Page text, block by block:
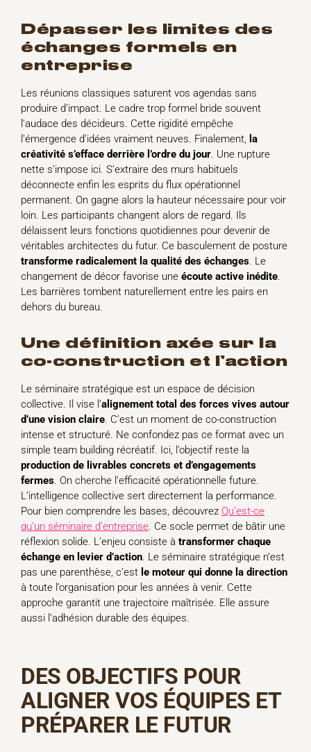
dépasser les limites des
échanges formels en
entreprise
Les réunions classiques saturent vos agendas sans
produire d’impact. Le cadre trop formel bride souvent
l’audace des décideurs. Cette rigidité empêche
l’émergence d’idées vraiment neuves. Finalement, la
créativité s’efface derrière l’ordre du jour. Une rupture
nette s’impose ici. S’extraire des murs habituels
déconnecte enfin les esprits du flux opérationnel
permanent. On gagne alors la hauteur nécessaire pour voir
loin. Les participants changent alors de regard. Ils
délaissent leurs fonctions quotidiennes pour devenir de
véritables architectes du futur. Ce basculement de posture
transforme radicalement la qualité des échanges. Le
changement de décor favorise une écoute active inédite.
Les barrières tombent naturellement entre les pairs en
dehors du bureau.
une définition axée sur la
co-construction et l’action
Le séminaire stratégique est un espace de décision
collective. Il vise l’alignement total des forces vives autour
d’une vision claire. C’est un moment de co-construction
intense et structuré. Ne confondez pas ce format avec un
simple team building récréatif. Ici, l’objectif reste la
production de livrables concrets et d’engagements
fermes. On cherche l’efficacité opérationnelle future.
L’intelligence collective sert directement la performance.
Pour bien comprendre les bases, découvrez Qu’est-ce
qu’un séminaire d’entreprise. Ce socle permet de bâtir une
réflexion solide. L’enjeu consiste à transformer chaque
échange en levier d’action. Le séminaire stratégique n’est
pas une parenthèse, c’est le moteur qui donne la direction
à toute l’organisation pour les années à venir. Cette
approche garantit une trajectoire maîtrisée. Elle assure
aussi l’adhésion durable des équipes.
DES OBJECTIFS POUR
ALIGNER VOS ÉQUIPES ET
PRÉPARER LE FUTUR